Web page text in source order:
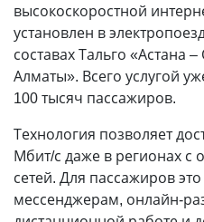
высокоскоростной
установлен в
составах Тальго «Астана
Алматы». Всего услугой
100 тысяч пассажиров.
Технология позволяет
Мбит/с даже в регионах с
сетей. Для пассажиров
мессенджерам, онлайн-